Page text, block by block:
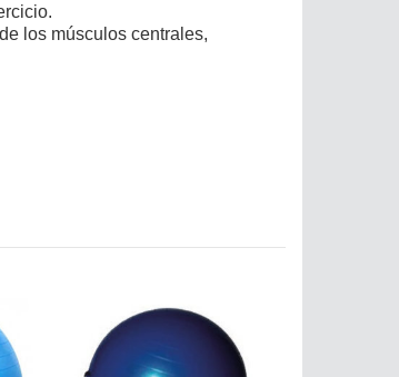
los músculos centrales,